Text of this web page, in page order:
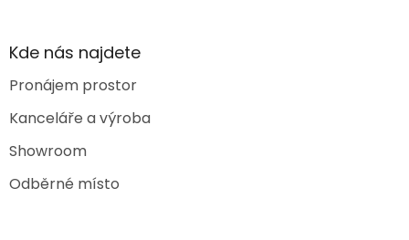
Kde nás najdete
Pronájem prostor
Kanceláře a výroba
Showroom
Odběrné místo